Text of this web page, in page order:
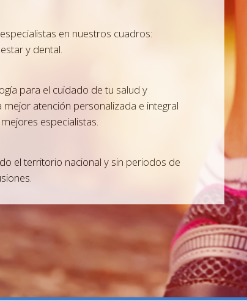
en nuestros cuadros:
y dental.
para el cuidado de tu salud y
mejor atención personalizada e integral
especialistas.
el territorio nacional y sin periodos de